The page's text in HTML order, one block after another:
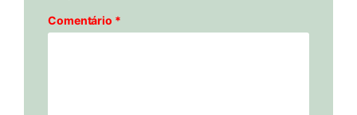
Comentário *